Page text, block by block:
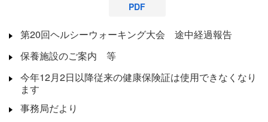
PDF
第20回ヘルシーウォーキング大会 途中経過報告
保養施設のご案内 等
今年12月2日以降従来の健康保険証は使用できなくなり
ます
事務局だより